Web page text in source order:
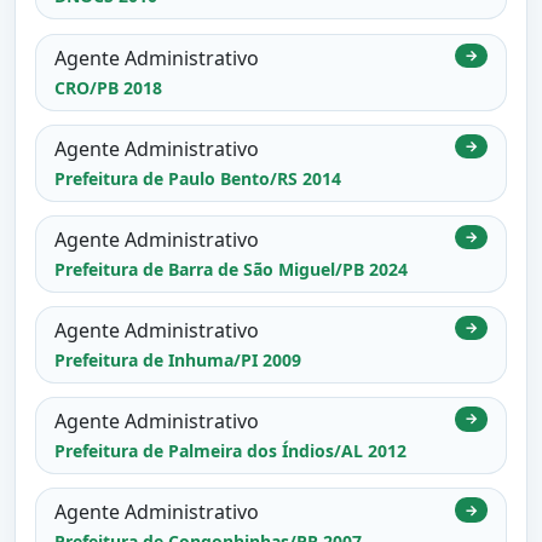
Agente Administrativo
CRO/PB 2018
→
Agente Administrativo
Prefeitura de Paulo Bento/RS 2014
→
Agente Administrativo
Prefeitura de Barra de São Miguel/PB 2024
→
Agente Administrativo
Prefeitura de Inhuma/PI 2009
→
Agente Administrativo
Prefeitura de Palmeira dos Índios/AL 2012
→
Agente Administrativo →